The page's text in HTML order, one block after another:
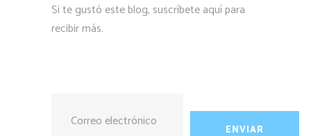
Si te gustó este blog, suscríbete aquí para
recibir más.